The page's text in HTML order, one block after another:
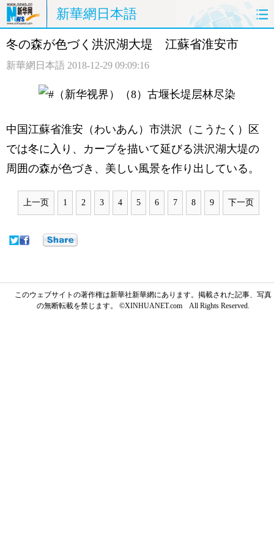
新華網日本語
ホームページ 政治 経済
冬の森が色づく洪沢湖大堤 江蘇省淮安市
新華網日本語 2018-12-29 09:09:16
中国江蘇省淮安（わいあん）市洪沢（こうたく）区
では冬に入り、カーブを描いて延びる洪沢湖大堤の
周囲の森が色づき、美しい風景を作り出している。
上一页 1 2 3 4 5 6 7 8 9 下一页
このウェブサイトの著作権は新華社新華網にあります。掲載された記事、写真
の無断転載を禁じます。 ©XINHUANET.com All Rights Reserved.